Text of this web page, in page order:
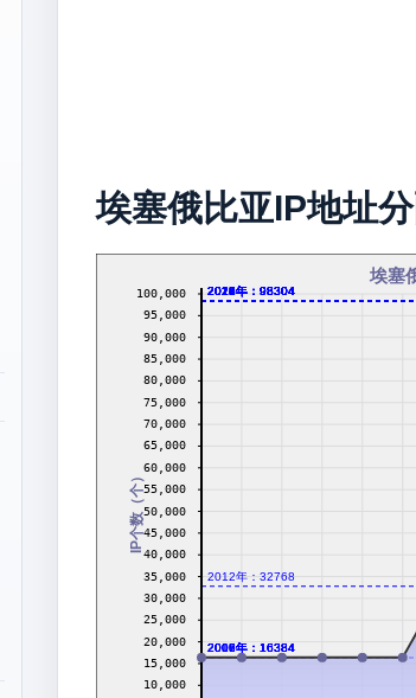
埃塞俄比亚IP地址
埃塞
2006年：16384
2007年：16384
2008年：16384
2009年：16384
2010年：16384
2011年：16384
2012年：32768
2013年：98304
2014年：98304
2016年：98304
2017年：98304
2018年：98304
2019年：98304
2020年：98304
2021年：98304
2022年：98304
2023年：98304
2024年：98304
2026年：98304
10,000
15,000
20,000
25,000
30,000
35,000
40,000
45,000
50,000
55,000
60,000
65,000
70,000
75,000
80,000
85,000
90,000
95,000
100,000
IP个数（个）